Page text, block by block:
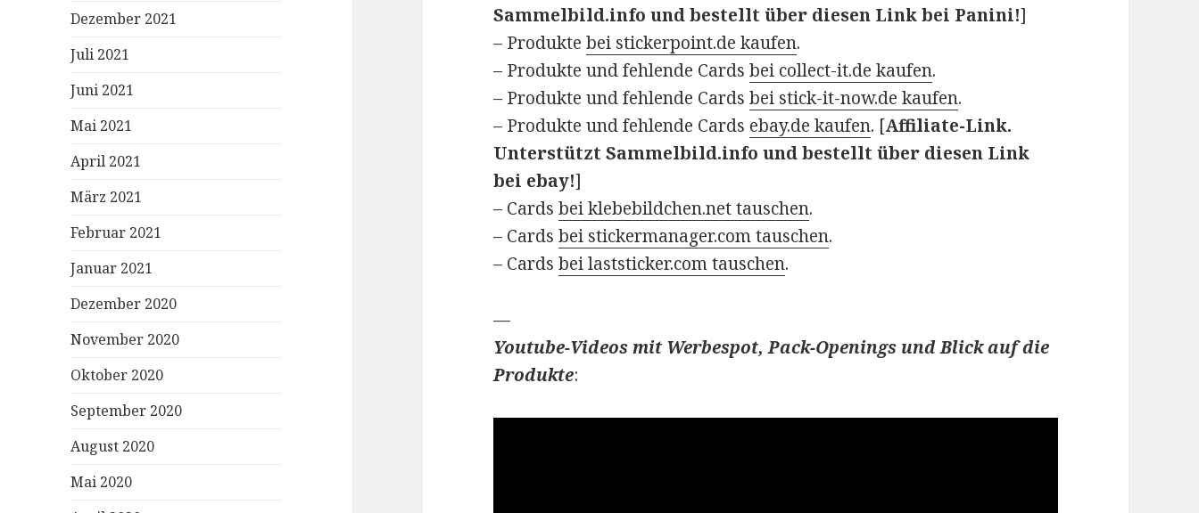
Dezember 2021
Juli 2021
Juni 2021
Mai 2021
April 2021
März 2021
Februar 2021
Januar 2021
Dezember 2020
November 2020
Oktober 2020
September 2020
August 2020
Mai 2020
Sammelbild.info und bestellt über diesen Link bei Panini!]
– Produktebei stickerpoint.de kaufen.
– Produkte und fehlende Cardsbei collect-it.de kaufen.
– Produkte und fehlende Cardsbei stick-it-now.de kaufen.
– Produkte und fehlende Cards ebay.de kaufen. [Affiliate-Link.
Unterstützt Sammelbild.info und bestellt über diesen Link
bei ebay!]
– Cardsbei klebebildchen.net tauschen.
– Cardsbei stickermanager.com tauschen.
– Cardsbei laststicker.com tauschen.
—
Youtube-Videos mit Werbespot, Pack-Openings und Blick auf die
Produkte: